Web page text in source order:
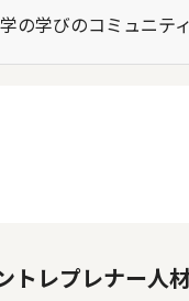
の学びのコミュニティ
トレプレナー人